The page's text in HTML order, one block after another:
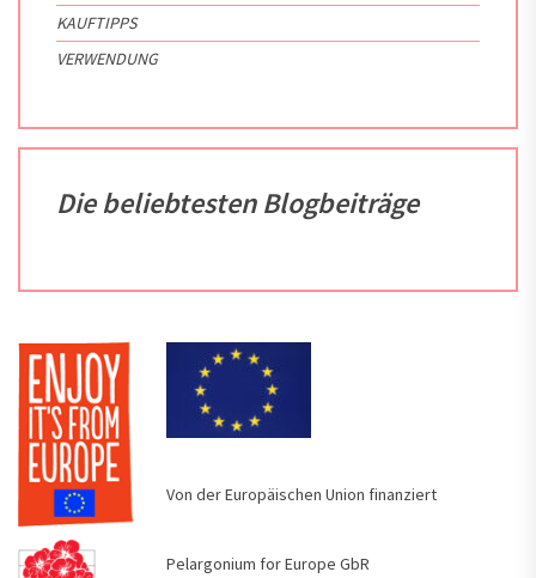
KAUFTIPPS
VERWENDUNG
Die beliebtesten Blogbeiträge
Von der Europäischen Union finanziert
Pelargonium for Europe GbR